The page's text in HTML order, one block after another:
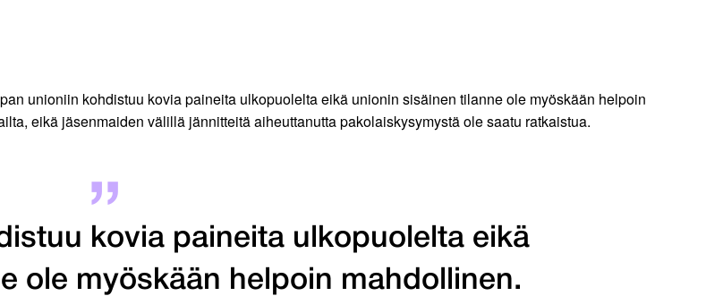
unioniin kohdistuu kovia paineita ulkopuolelta eikä unionin sisäinen tilanne ole myöskään helpoin
eikä jäsenmaiden välillä jännitteitä aiheuttanutta pakolaiskysymystä ole saatu ratkaistua.
kovia paineita ulkopuolelta eikä
ole myöskään helpoin mahdollinen.